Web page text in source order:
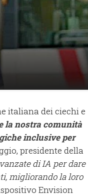
italiana dei ciechi e
la nostra comunità
inclusive per
presidente della
di IA per dare
migliorando la loro
Envision